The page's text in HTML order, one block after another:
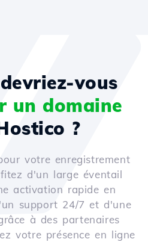
vous
un domaine
?
votre enregistrement
d'un large éventail
activation rapide en
support 24/7 et d'une
à des partenaires
votre présence en ligne